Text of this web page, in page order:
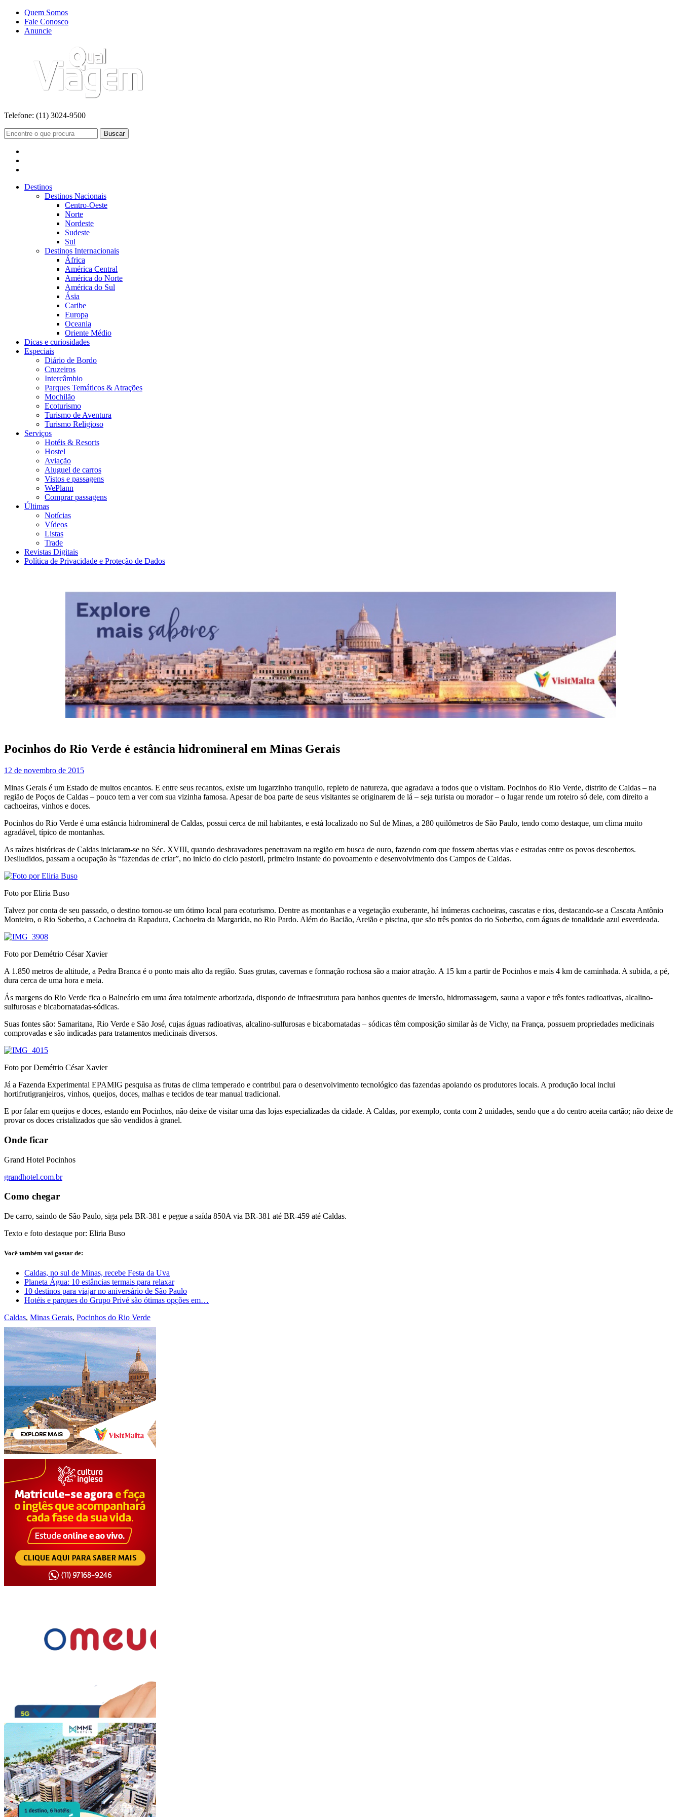
Quem Somos
Fale Conosco
Anuncie
Telefone: (11) 3024-9500
Buscar
Destinos
Destinos Nacionais
Centro-Oeste
Norte
Nordeste
Sudeste
Sul
Destinos Internacionais
África
América Central
América do Norte
América do Sul
Ásia
Caribe
Europa
Oceania
Oriente Médio
Dicas e curiosidades
Especiais
Diário de Bordo
Cruzeiros
Intercâmbio
Parques Temáticos & Atrações
Mochilão
Ecoturismo
Turismo de Aventura
Turismo Religioso
Serviços
Hotéis & Resorts
Hostel
Aviação
Aluguel de carros
Vistos e passagens
WePlann
Comprar passagens
Últimas
Notícias
Vídeos
Listas
Trade
Revistas Digitais
Política de Privacidade e Proteção de Dados
Pocinhos do Rio Verde é estância hidromineral em Minas Gerais
12 de novembro de 2015
Minas Gerais é um Estado de muitos encantos. E entre seus recantos, existe um lugarzinho tranquilo, repleto de natureza, que agradava a todos que o visitam. Pocinhos do Rio Verde, distrito de Caldas – na
região de Poços de Caldas – pouco tem a ver com sua vizinha famosa. Apesar de boa parte de seus visitantes se originarem de lá – seja turista ou morador – o lugar rende um roteiro só dele, com direito a
cachoeiras, vinhos e doces.
Pocinhos do Rio Verde é uma estância hidromineral de Caldas, possui cerca de mil habitantes, e está localizado no Sul de Minas, a 280 quilômetros de São Paulo, tendo como destaque, um clima muito
agradável, típico de montanhas.
As raízes históricas de Caldas iniciaram-se no Séc. XVIII, quando desbravadores penetravam na região em busca de ouro, fazendo com que fossem abertas vias e estradas entre os povos descobertos.
Desiludidos, passam a ocupação às “fazendas de criar”, no inicio do ciclo pastoril, primeiro instante do povoamento e desenvolvimento dos Campos de Caldas.
Foto por Eliria Buso
Talvez por conta de seu passado, o destino tornou-se um ótimo local para ecoturismo. Dentre as montanhas e a vegetação exuberante, há inúmeras cachoeiras, cascatas e rios, destacando-se a Cascata Antônio
Monteiro, o Rio Soberbo, a Cachoeira da Rapadura, Cachoeira da Margarida, no Rio Pardo. Além do Bacião, Areião e piscina, que são três pontos do rio Soberbo, com águas de tonalidade azul esverdeada.
Foto por Demétrio César Xavier
A 1.850 metros de altitude, a Pedra Branca é o ponto mais alto da região. Suas grutas, cavernas e formação rochosa são a maior atração. A 15 km a partir de Pocinhos e mais 4 km de caminhada. A subida, a pé,
dura cerca de uma hora e meia.
Ás margens do Rio Verde fica o Balneário em uma área totalmente arborizada, dispondo de infraestrutura para banhos quentes de imersão, hidromassagem, sauna a vapor e três fontes radioativas, alcalino-
sulfurosas e bicabornatadas-sódicas.
Suas fontes são: Samaritana, Rio Verde e São José, cujas águas radioativas, alcalino-sulfurosas e bicabornatadas – sódicas têm composição similar às de Vichy, na França, possuem propriedades medicinais
comprovadas e são indicadas para tratamentos medicinais diversos.
Foto por Demétrio César Xavier
Já a Fazenda Experimental EPAMIG pesquisa as frutas de clima temperado e contribui para o desenvolvimento tecnológico das fazendas apoiando os produtores locais. A produção local inclui
hortifrutigranjeiros, vinhos, queijos, doces, malhas e tecidos de tear manual tradicional.
E por falar em queijos e doces, estando em Pocinhos, não deixe de visitar uma das lojas especializadas da cidade. A Caldas, por exemplo, conta com 2 unidades, sendo que a do centro aceita cartão; não deixe de
provar os doces cristalizados que são vendidos à granel.
Onde ficar
Grand Hotel Pocinhos
grandhotel.com.br
Como chegar
De carro, saindo de São Paulo, siga pela BR-381 e pegue a saída 850A via BR-381 até BR-459 até Caldas.
Texto e foto destaque por: Eliria Buso
Você também vai gostar de:
Caldas, no sul de Minas, recebe Festa da Uva
Planeta Água: 10 estâncias termais para relaxar
10 destinos para viajar no aniversário de São Paulo
Hotéis e parques do Grupo Privé são ótimas opções em…
Caldas, Minas Gerais, Pocinhos do Rio Verde